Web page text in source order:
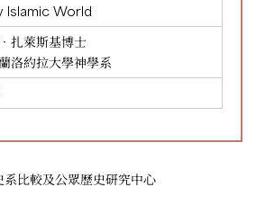
Islamic World
扎萊斯基博士
洛約拉大學神學系
比較及公眾歷史研究中心